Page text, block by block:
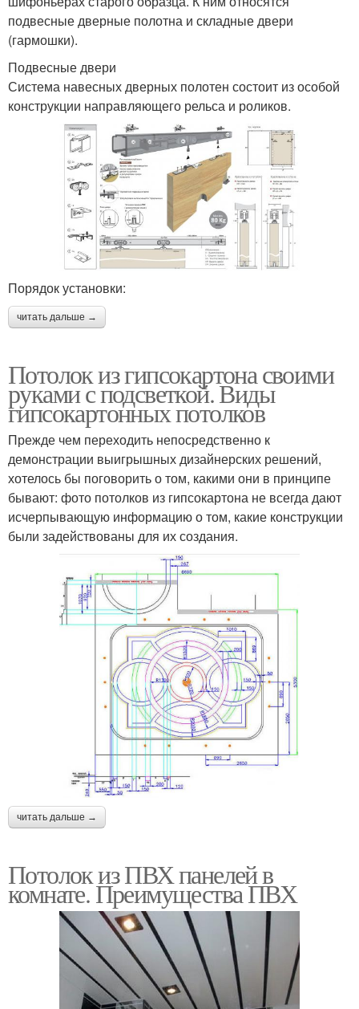
подвесные дверные полотна и складные двери
(гармошки).
Подвесные двери
Система навесных дверных полотен состоит из особой
конструкции направляющего рельса и роликов.
Порядок установки:
читать дальше →
Потолок из гипсокартона своими
руками с подсветкой. Виды
гипсокартонных потолков
Прежде чем переходить непосредственно к
демонстрации выигрышных дизайнерских решений,
хотелось бы поговорить о том, какими они в принципе
бывают: фото потолков из гипсокартона не всегда дают
исчерпывающую информацию о том, какие конструкции
были задействованы для их создания.
читать дальше →
Потолок из ПВХ панелей в
комнате. Преимущества ПВХ